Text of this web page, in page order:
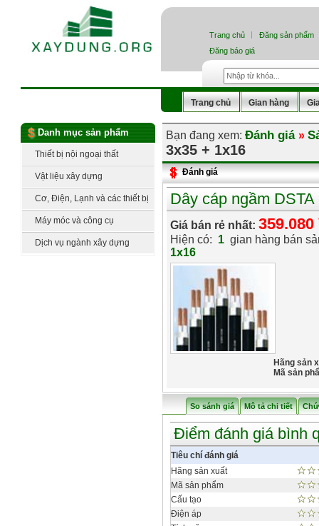
Trang chủ
Đăng sản phẩm
Đăng báo giá
Trang chủ Gian hàng
Danh mục sản phẩm
Thiết bị nội ngoại thất
Vật liệu xây dựng
Cơ, Điện, Lạnh và các thiết bị
công nghệ
Máy móc và công cụ
Dịch vụ ngành xây dựng
Bạn đang xem: Đánh giá »
3x35 + 1x16
Đánh giá
Dây cáp ngầm
Giá bán rẻ nhất:
Hiện có: 1gian hàng bán
1x16
Hãng sản
Mã sản
So sánh giá Mô tả chi tiết
Điểm đánh giá bình
Tiêu chí đánh giá
Hãng sản xuất
Mã sản phẩm
Cấu tạo
Điện áp